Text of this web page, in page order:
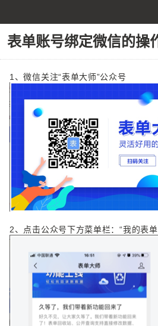
表单账号绑定微信的操
1、微信关注“表单大师”公众号
2、 点击公众号下方菜单栏：“我的表